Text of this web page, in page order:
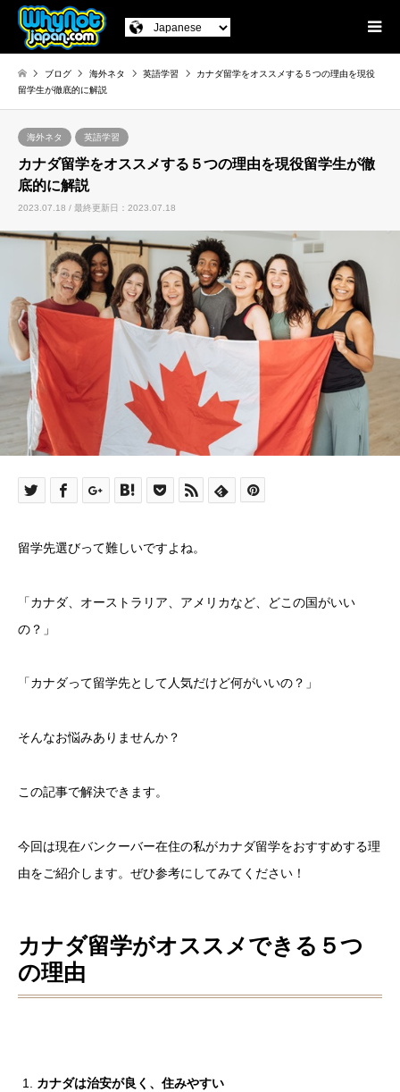
ブログ 海外ネタ 英語学習
カナダ留学をオススメする５つの理由を現役
留学生が徹底的に解説
海外ネタ 英語学習
カナダ留学をオススメする５つの理由を現役留学生が徹
底的に解説
2023.07.18 / 最終更新日：2023.07.18
留学先選びって難しいですよね。
「カナダ、オーストラリア、アメリカなど、どこの国がいい
の？」
「カナダって留学先として人気だけど何がいいの？」
そんなお悩みありませんか？
この記事で解決できます。
今回は現在バンクーバー在住の私がカナダ留学をおすすめする理
由をご紹介します。ぜひ参考にしてみてください！
カナダ留学がオススメできる５つ
の理由
カナダは治安が良く、住みやすい